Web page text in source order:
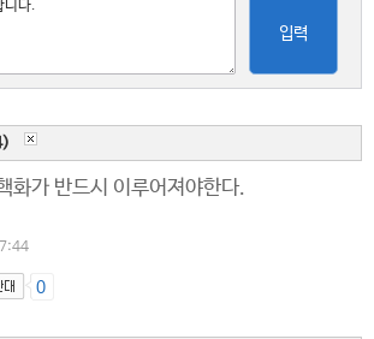
입력
화가 반드시 이루어져야한다.
0